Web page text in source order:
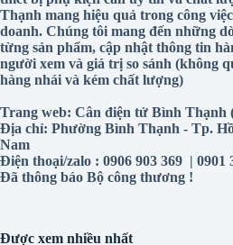
từng sản phẩm, cập nhật thông tin
người xem và giá trị so sánh (không
hàng nhái và kém chất lượng)
Trang web: Cân điện tử Bình Thạnh
Nam
Điện thoại/zalo : 0906 903 369 | 0901
Đã thông báo Bộ công thương !